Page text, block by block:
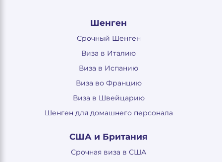
Шенген
Срочный Шенген
Виза в Италию
Виза в Испанию
Виза во Францию
Виза в Швейцарию
Шенген для домашнего персонала
США и Британия
Срочная виза в США